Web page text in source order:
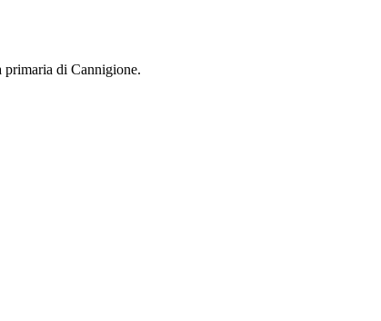
primaria di Cannigione.